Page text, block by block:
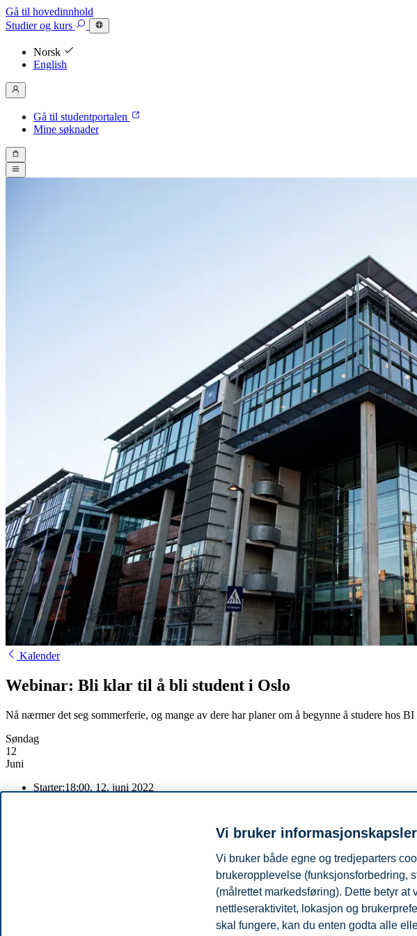
Gå til hovedinnhold
Studierog kurs
Norsk
English
Gå til studentportalen
Mine søknader
Kalender
Webinar: Bli klar til å bli student i Oslo
Nå nærmer det seg sommerferie, og mange av dere har planer om å begynne å studere hos
Søndag
12
Juni
Starter:18:00, 12. juni 2022
(simon.s.norheim@bi.no)
Hvordan er det å starte på studier hos BI? Hvordan er studentlivet?
Dersom du skal starte på BI har du nok mange spørsmål angående studiestart og
gode tips og råd til deg som skal begynne å studere.. I dette webinaret vil to av våre
Vi bruker
Vi bruker både egne og tredjeparters
brukeropplevelse (funksjonsforbedring,
(målrettet markedsføring). Dette betyr
nettleseraktivitet, lokasjon og
skal fungere, kan du enten godta alle